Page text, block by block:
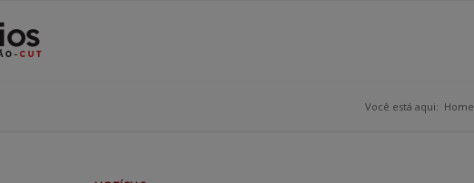
Você está aqui: Home